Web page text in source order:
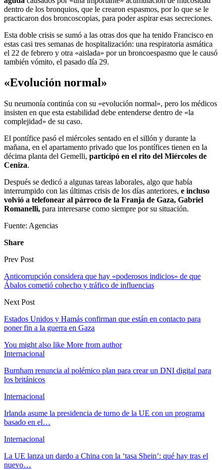
dentro de los bronquios, que le crearon espasmos, por lo que se le
practicaron dos broncoscopias, para poder aspirar esas secreciones.
Esta doble crisis se sumó a las otras dos que ha tenido Francisco en
estas casi tres semanas de hospitalización: una respiratoria asmática
el 22 de febrero y otra «aislada» por un broncoespasmo que le causó
también vómito, el pasado día 29.
«Evolución normal»
Su neumonía continúa con su «evolución normal», pero los médicos
insisten en que esta estabilidad debe entenderse dentro de «la
complejidad» de su caso.
El pontífice pasó el miércoles sentado en el sillón y durante la
mañana, en el apartamento privado que los pontífices tienen en la
décima planta del Gemelli, participó en el rito del Miércoles de
Ceniza.
Después se dedicó a algunas tareas laborales, algo que había
interrumpido con las últimas crisis de los días anteriores, e incluso
volvió a telefonear al párroco de la Franja de Gaza, Gabriel
Romanelli, para interesarse como siempre por su situación.
Fuente: Agencias
Share
Prev Post
Anticorrupción considera que hay «poderosos indicios» de que
Ábalos cometió cohecho y tráfico de influencias
Next Post
Estados Unidos y Hamás confirman que están en contacto para
poner fin a la guerra en Gaza
You might also like More from author
Internacional
Burnham renuncia al polémico plan para crear un DNI digital para
los británicos
Internacional
Irlanda asume la presidencia de turno de la UE con un programa
basado en el…
Internacional
La UE lanza un dardo a China con la ‘tasa Shein’: qué hay tras el
nuevo…